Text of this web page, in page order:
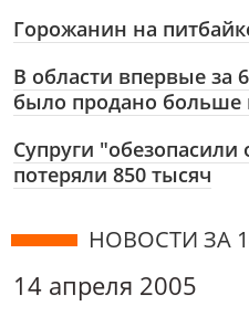
Горожанин на
В области впервые за
было продано больше
Супруги "обезопасили
потеряли 850 тысяч
НОВОСТИ ЗА
14 апреля 2005